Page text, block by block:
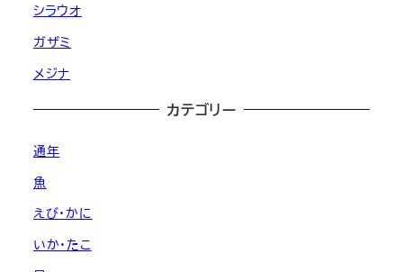
シラウオ
ガザミ
メジナ
カテゴリー
通年
魚
えび・かに
いか・たこ